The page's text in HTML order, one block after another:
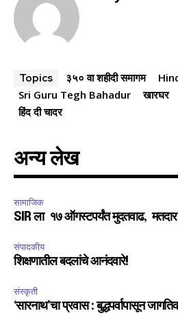
Fans
Topics ३५० वा शहीदी समागम
Sri Guru Tegh Bahadur
खारघर
हिंद दी चादर
अन्य लेख
सामाजिक
SIR ला १७ ऑगस्टपर्यंत मुदतवाढ, मतदार
संपादकीय
शिक्षणातील बदलांचे आनंदवारे!
संस्कृती
‘सारनाथ’चा प्रवास : बुद्धपर्वापासून